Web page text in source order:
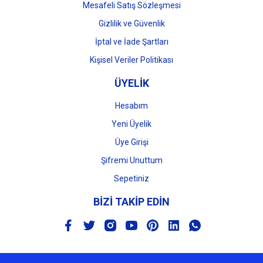
Mesafeli Satış Sözleşmesi
Gizlilik ve Güvenlik
İptal ve İade Şartları
Kişisel Veriler Politikası
ÜYELİK
Hesabım
Yeni Üyelik
Üye Girişi
Şifremi Unuttum
Sepetiniz
BİZİ TAKİP EDİN